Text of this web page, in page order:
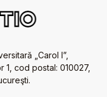
„Carol I”,
1, cod postal: 010027,